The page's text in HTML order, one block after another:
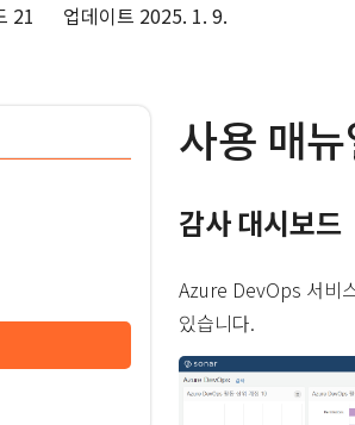
21 업데이트 2025. 1. 9.
사용 매뉴
감사 대시보드
Azure DevOps 서비
있습니다.